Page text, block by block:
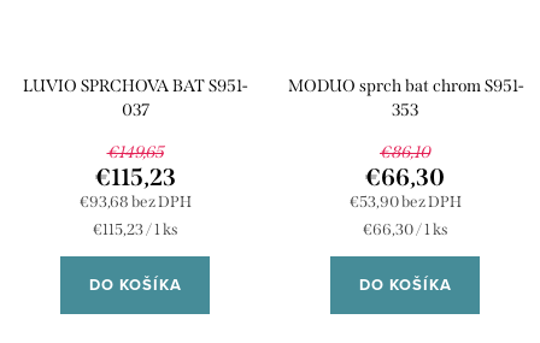
LUVIO SPRCHOVA BAT S951-
037
€149,65
€93,68 bez DPH
€115,23
Jednotková
€115,23 / 1 ks
DO KOŠÍKA
MODUO sprch bat chrom S951-
353
€86,10
€53,90 bez DPH
€66,30
Jednotková
€66,30 / 1 ks
DO KOŠÍKA